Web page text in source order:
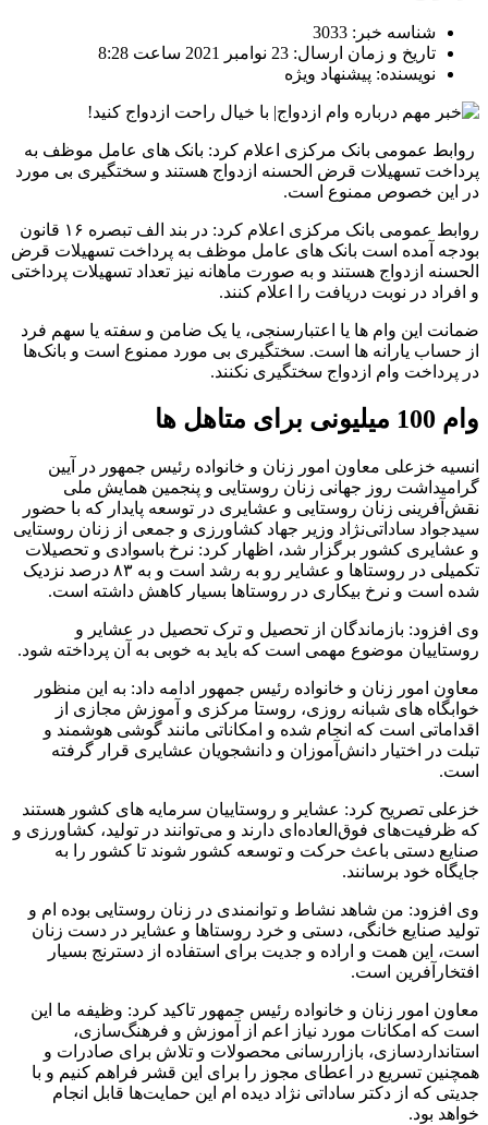
شناسه خبر: 3033
تاریخ و زمان ارسال: 23 نوامبر 2021 ساعت 8:28
نویسنده: پیشنهاد ویژه
روابط عمومی بانک مرکزی اعلام کرد: بانک های عامل موظف به
پرداخت تسهیلات قرض الحسنه ازدواج هستند و سختگیری بی مورد
در این خصوص ممنوع است.
روابط عمومی بانک مرکزی اعلام کرد: در بند الف تبصره ۱۶ قانون
بودجه آمده است بانک های عامل موظف به پرداخت تسهیلات قرض
الحسنه ازدواج هستند و به صورت ماهانه نیز تعداد تسهیلات پرداختی
و افراد در نوبت دریافت را اعلام کنند.
ضمانت این وام ها یا اعتبارسنجی، یا یک ضامن و سفته یا سهم فرد
از حساب یارانه ها است. سختگیری بی مورد ممنوع است و بانک‌ها
در پرداخت وام ازدواج سختگیری نکنند.
وام 100 میلیونی برای متاهل ها
انسیه خزعلی معاون امور زنان و خانواده رئیس جمهور در آیین
گرامیداشت روز جهانی زنان روستایی و پنجمین همایش ملی
نقش‌آفرینی زنان روستایی و عشایری در توسعه پایدار که با حضور
سیدجواد ساداتی‌نژاد وزیر جهاد کشاورزی و جمعی از زنان روستایی
و عشایری کشور برگزار شد، اظهار کرد: نرخ باسوادی و تحصیلات
تکمیلی در روستاها و عشایر رو به رشد است و به ۸۳ درصد نزدیک
شده است و نرخ بیکاری در روستاها بسیار کاهش داشته است.
وی افزود: بازماندگان از تحصیل و ترک تحصیل در عشایر و
روستاییان موضوع مهمی است که باید به خوبی به آن پرداخته شود.
معاون امور زنان و خانواده رئیس جمهور ادامه داد: به این منظور
خوابگاه های شبانه روزی، روستا مرکزی و آموزش مجازی از
اقداماتی است که انجام شده و امکاناتی مانند گوشی هوشمند و
تبلت در اختیار دانش‌آموزان و دانشجویان عشایری قرار گرفته
است.
خزعلی تصریح کرد: عشایر و روستاییان سرمایه‌ های کشور هستند
که ظرفیت‌های فوق‌العاده‌ای دارند و می‌توانند در تولید، کشاورزی و
صنایع دستی باعث حرکت و توسعه کشور شوند تا کشور را به
جایگاه خود برسانند.
وی افزود: من شاهد نشاط و توانمندی در زنان روستایی بوده ام و
تولید صنایع خانگی، دستی و خرد روستاها و عشایر در دست زنان
است، این همت و اراده و جدیت برای استفاده از دسترنج بسیار
افتخارآفرین است.
معاون امور زنان و خانواده رئیس جمهور تاکید کرد: وظیفه ما این
است که امکانات مورد نیاز اعم از آموزش و فرهنگ‌سازی،
استانداردسازی، بازاررسانی محصولات و تلاش برای صادرات و
همچنین تسریع در اعطای مجوز را برای این قشر فراهم کنیم و با
جدیتی که از دکتر ساداتی نژاد دیده ام این حمایت‌ها قابل انجام
خواهد بود.